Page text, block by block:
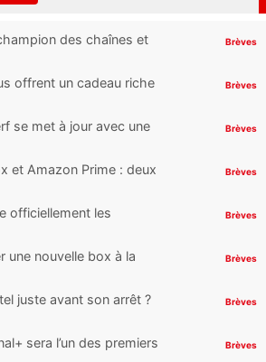
des chaînes et
Brèves
offrent un cadeau riche
Brèves
se met à jour avec une
Brèves
et Amazon Prime : deux
Brèves
officiellement les
Brèves
une nouvelle box à la
Brèves
juste avant son arrêt ?
Brèves
sera l’un des premiers
Brèves